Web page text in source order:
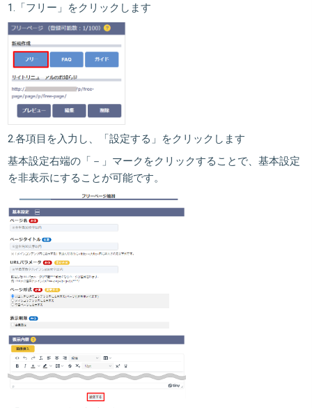
1. 「フリー」 をクリックします
2.各項目を入力し、 「設定する」 をクリックします
基本設定右端の「－」マークをクリックすることで、基本設定
を非表示にすることが可能です。